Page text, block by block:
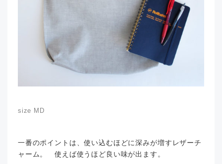
size MD
一番のポイントは、使い込むほどに深みが増すレザーチ
ャーム。 使えば使うほど良い味が出ます。